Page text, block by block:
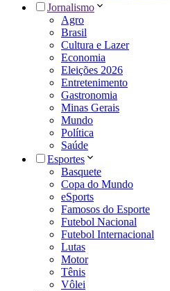
Jornalismo
Agro
Brasil
Cultura e Lazer
Economia
Eleições 2026
Entretenimento
Gastronomia
Minas Gerais
Mundo
Política
Saúde
Esportes
Basquete
Copa do Mundo
eSports
Famosos do Esporte
Futebol Nacional
Futebol Internacional
Lutas
Motor
Tênis
Vôlei